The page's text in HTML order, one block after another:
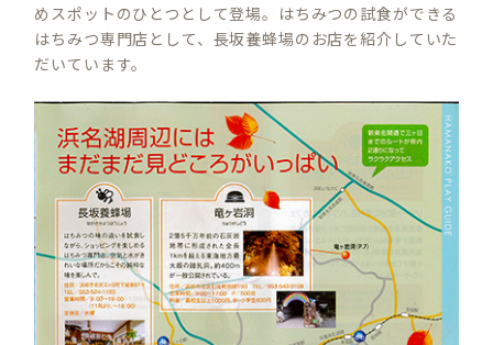
めスポットのひとつとして登場。はちみつの試食ができる
はちみつ専門店として、長坂養蜂場のお店を紹介していた
だいています。